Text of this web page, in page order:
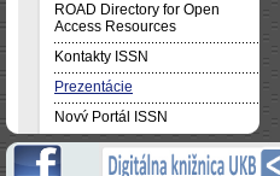
ROAD Directory for Open
Access Resources
Kontakty ISSN
Prezentácie
Nový Portál ISSN